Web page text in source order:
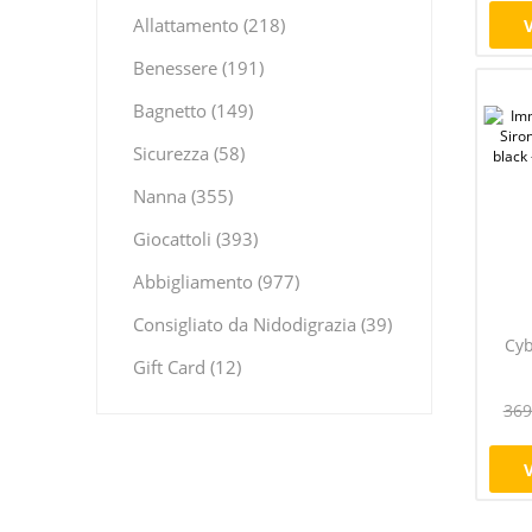
Allattamento (218)
Benessere (191)
Bagnetto (149)
Sicurezza (58)
Nanna (355)
Giocattoli (393)
Abbigliamento (977)
Consigliato da Nidodigrazia (39)
Gift Card (12)